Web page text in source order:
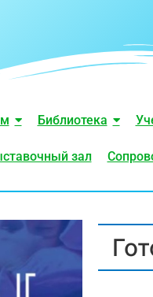
Библиотека
зал